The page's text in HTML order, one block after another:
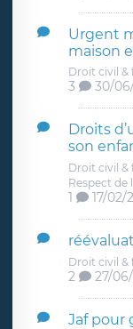
Urgent
maison
Droit civil &
3 30/
Droits
son
Droit civil &
Respect de
1 17/02/
Droit civil &
2 27/
Jaf pour